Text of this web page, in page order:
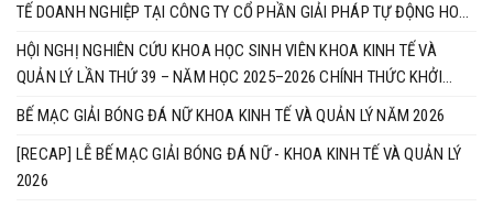
TẾ DOANH NGHIỆP TẠI CÔNG TY CỔ PHẦN GIẢI PHÁP TỰ ĐỘNG HOÁ
ETEK
HỘI NGHỊ NGHIÊN CỨU KHOA HỌC SINH VIÊN KHOA KINH TẾ VÀ
QUẢN LÝ LẦN THỨ 39 – NĂM HỌC 2025–2026 CHÍNH THỨC KHỞI
ĐỘNG
BẾ MẠC GIẢI BÓNG ĐÁ NỮ KHOA KINH TẾ VÀ QUẢN LÝ NĂM 2026
[RECAP] LỄ BẾ MẠC GIẢI BÓNG ĐÁ NỮ - KHOA KINH TẾ VÀ QUẢN LÝ
2026